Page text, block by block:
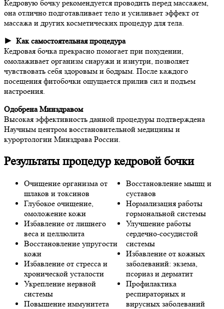
Кедровую бочку рекомендуется проводить перед массажем,
она отлично подготавливает тело и усиливает эффект от
массажа и других косметических процедур для тела.
► Как самостоятельная процедура
Кедровая бочка прекрасно помогает при похудении,
омолаживает организм снаружи и изнутри, позволяет
чувствовать себя здоровым и бодрым. После каждого
посещения фитобочки ощущается прилив сил и подъем
настроения.
Одобрена Минздравом
Высокая эффективность данной процедуры подтверждена
Научным центром восстановительной медицины и
курортологии Минздрава России.
Результаты процедур кедровой бочки
Очищение организма от
шлаков и токсинов
Глубокое очищение,
омоложение кожи
Избавление от лишнего
веса и целлюлита
Восстановление упругости
кожи
Избавление от стресса и
хронической усталости
Укрепление нервной
системы
Повышение иммунитета
Восстановление мышц и
суставов
Нормализация работы
гормональной системы
Улучшение работы
сердечно-сосудистой
системы
Избавление от кожных
заболеваний: экзема,
псориаз и дерматит
Профилактика
респираторных и
вирусных заболеваний